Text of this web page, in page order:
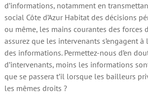
d’informations, notamment en
social Côte d’Azur Habitat des décisions
ou même, les mains courantes des forces
assurez que les intervenants s’engagent
des informations. Permettez-nous d’en
d’intervenants, moins les informations
que se passera t’il lorsque les bailleurs
les mêmes droits ?